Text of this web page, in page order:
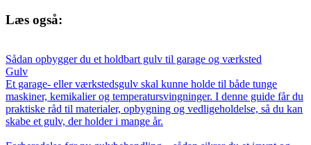
Læs også:
Sådan opbygger du et holdbart gulv til garage og værksted
Gulv
Et garage- eller værkstedsgulv skal kunne holde til både tunge
maskiner, kemikalier og temperatursvingninger. I denne guide får du
praktiske råd til materialer, opbygning og vedligeholdelse, så du kan
skabe et gulv, der holder i mange år.